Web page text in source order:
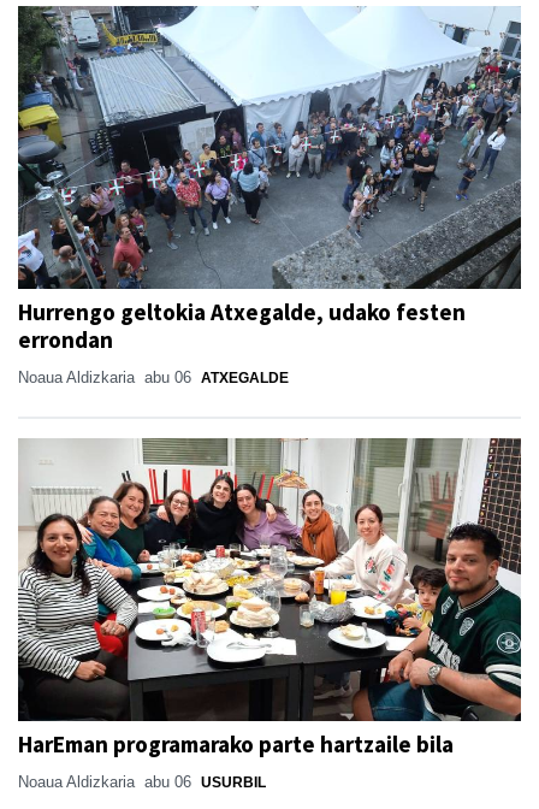
Hurrengo geltokia Atxegalde, udako festen
errondan
Noaua Aldizkaria abu 06 ATXEGALDE
HarEman programarako parte hartzaile bila
Noaua Aldizkaria abu 06 USURBIL